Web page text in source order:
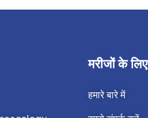
मरीजों के लिए
हमारे बारे में